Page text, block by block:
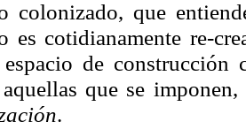
colonizado, que
es cotidianamente re-
espacio de
que se
.